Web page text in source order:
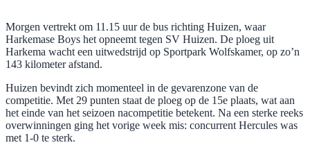
Morgen vertrekt om 11.15 uur de bus richting Huizen, waar
Harkemase Boys het opneemt tegen SV Huizen. De ploeg uit
Harkema wacht een uitwedstrijd op Sportpark Wolfskamer, op zo’n
143 kilometer afstand.
Huizen bevindt zich momenteel in de gevarenzone van de
competitie. Met 29 punten staat de ploeg op de 15e plaats, wat aan
het einde van het seizoen nacompetitie betekent. Na een sterke reeks
overwinningen ging het vorige week mis: concurrent Hercules was
met 1-0 te sterk.